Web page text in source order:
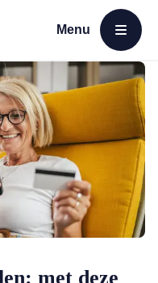
Menu
Open menu
met deze